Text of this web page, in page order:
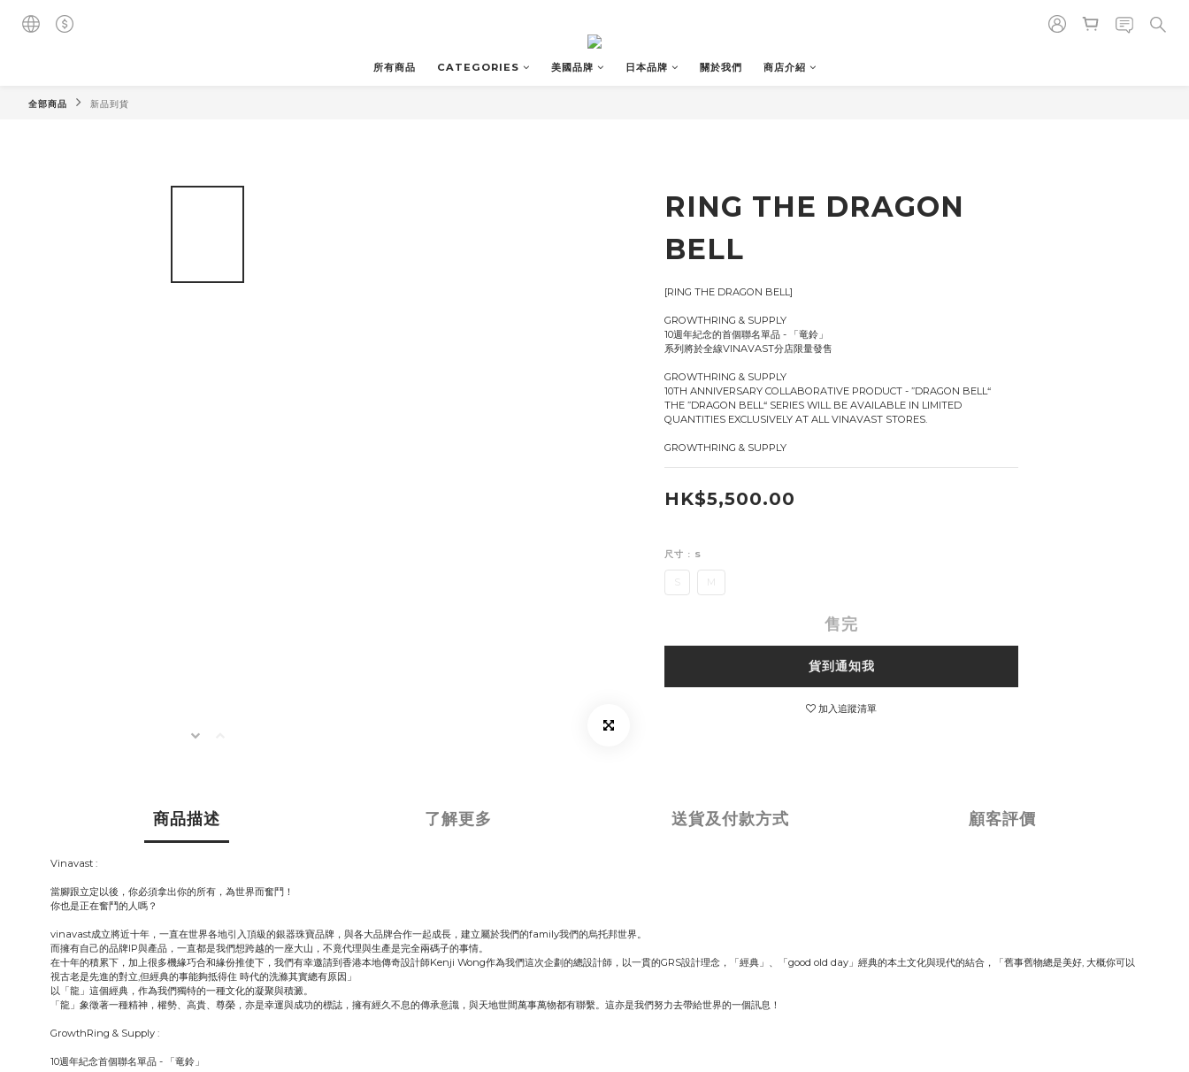
所有商品 CATEGORIES 美國品牌 日本品牌 關於我們 商店介紹
全部商品 新品到貨
RING THE DRAGON
BELL
[RING THE DRAGON BELL]
GROWTHRING & SUPPLY
10週年紀念的首個聯名單品 - 「竜鈴」
系列將於全線VINAVAST分店限量發售
GROWTHRING & SUPPLY
10TH ANNIVERSARY COLLABORATIVE PRODUCT - ”DRAGON BELL“
THE ”DRAGON BELL“ SERIES WILL BE AVAILABLE IN LIMITED
QUANTITIES EXCLUSIVELY AT ALL VINAVAST STORES.
GROWTHRING & SUPPLY
HK$5,500.00
尺寸 : S
M
售完
貨到通知我
加入追蹤清單
商品描述 了解更多 送貨及付款方式 顧客評價
Vinavast :
當腳跟立定以後，你必須拿出你的所有，為世界而奮鬥！
你也是正在奮鬥的人嗎？
vinavast成立將近十年，一直在世界各地引入頂級的銀器珠寶品牌，與各大品牌合作一起成長，建立屬於我們的family我們的烏托邦世界。
而擁有自己的品牌IP與產品，一直都是我們想跨越的一座大山，不竟代理與生產是完全兩碼子的事情。
在十年的積累下，加上很多機緣巧合和緣份推使下， 我們有幸邀請到香港本地傳奇設計師Kenji Wong作為我們這次企劃的總設計師，以一貫的GRS設計理念，「經典」、「good old day」經典的本土文化與現代的結合，「舊事舊物總是美好, 大概你可以
視古老是先進的對立,但經典的事能夠抵得住 時代的洗滌其實總有原因」
以「龍」這個經典，作為我們獨特的一種文化的凝聚與積澱。
「龍」象徵著一種精神，權勢、高貴、尊榮，亦是幸運與成功的標誌，擁有經久不息的傳承意識，與天地世間萬事萬物都有聯繫。這亦是我們努力去帶給世界的一個訊息！
GrowthRing & Supply :
10週年紀念首個聯名單品 - 「竜鈴」